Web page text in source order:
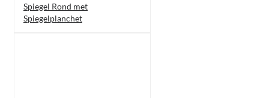
Spiegel Rond met
Spiegelplanchet